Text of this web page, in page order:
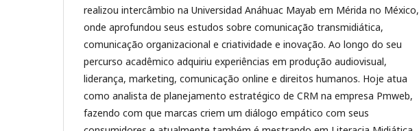
realizou intercâmbio na Universidad Anáhuac Mayab em Mérida no México,
onde aprofundou seus estudos sobre comunicação transmidiática,
comunicação organizacional e criatividade e inovação. Ao longo do seu
percurso acadêmico adquiriu experiências em produção audiovisual,
liderança, marketing, comunicação online e direitos humanos. Hoje atua
como analista de planejamento estratégico de CRM na empresa Pmweb,
fazendo com que marcas criem um diálogo empático com seus